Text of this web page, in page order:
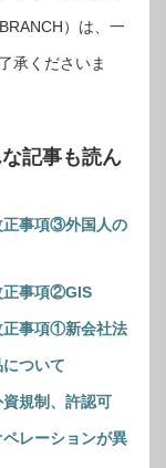
）は、一
承くださいま
記事も読ん
正事項③外国人の
正事項②GIS
正事項①新会社法
について
資規制、許認可
ペレーションが異